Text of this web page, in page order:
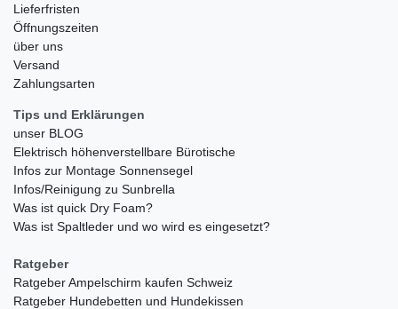
Lieferfristen
Öffnungszeiten
über uns
Versand
Zahlungsarten
Tips und Erklärungen
unser BLOG
Elektrisch höhenverstellbare Bürotische
Infos zur Montage Sonnensegel
Infos/Reinigung zu Sunbrella
Was ist quick Dry Foam?
Was ist Spaltleder und wo wird es eingesetzt?
Ratgeber
Ratgeber Ampelschirm kaufen Schweiz
Ratgeber Hundebetten und Hundekissen